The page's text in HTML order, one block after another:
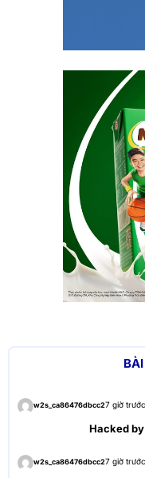
w2s_ca86476dbcc27 giờ trước
Hacked
w2s_ca86476dbcc27 giờ trước